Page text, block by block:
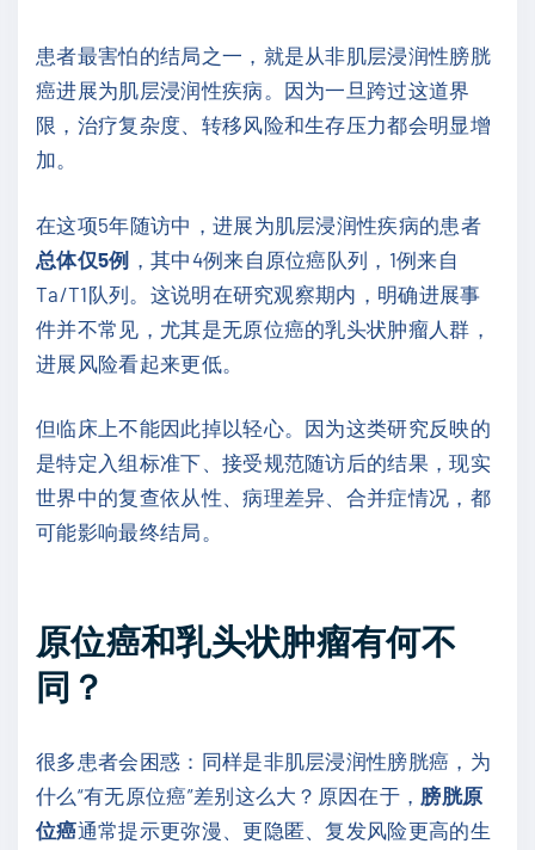
患者最害怕的结局之一，就是从非肌层浸润性膀胱
癌进展为肌层浸润性疾病。因为一旦跨过这道界
限，治疗复杂度、转移风险和生存压力都会明显增
加。
在这项5年随访中，进展为肌层浸润性疾病的患者
总体仅5例 ，其中4例来自原位癌队列，1例来自
Ta/T1队列。这说明在研究观察期内，明确进展事
件并不常见，尤其是无原位癌的乳头状肿瘤人群，
进展风险看起来更低。
但临床上不能因此掉以轻心。因为这类研究反映的
是特定入组标准下、接受规范随访后的结果，现实
世界中的复查依从性、病理差异、合并症情况，都
可能影响最终结局。
原位癌和乳头状肿瘤有何不
同？
很多患者会困惑：同样是非肌层浸润性膀胱癌，为
什么“有无原位癌”差别这么大？原因在于， 膀胱原
位癌通常提示更弥漫、更隐匿、复发风险更高的生